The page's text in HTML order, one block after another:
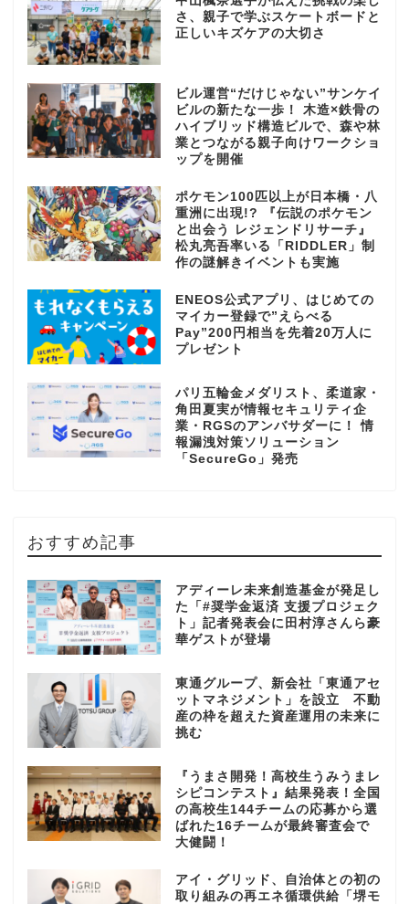
さ、親子で学ぶスケートボードと
正しいキズケアの大切さ
ビル運営“だけじゃない”サンケイ
ビルの新たな一歩！ 木造×鉄骨の
ハイブリッド構造ビルで、森や林
業とつながる親子向けワークショ
ップを開催
ポケモン100匹以上が日本橋・八
重洲に出現!? 『伝説のポケモン
と出会う レジェンドリサーチ』
松丸亮吾率いる「RIDDLER」制
作の謎解きイベントも実施
ENEOS公式アプリ、はじめての
マイカー登録で”えらべる
Pay”200円相当を先着20万人に
プレゼント
パリ五輪金メダリスト、柔道家・
角田夏実が情報セキュリティ企
業・RGSのアンバサダーに！ 情
報漏洩対策ソリューション
「SecureGo」発売
おすすめ記事
アディーレ未来創造基金が発足し
た「#奨学金返済 支援プロジェク
ト」記者発表会に田村淳さんら豪
華ゲストが登場
東通グループ、新会社「東通アセ
ットマネジメント」を設立 不動
産の枠を超えた資産運用の未来に
挑む
『うまさ開発！高校生うみうまレ
シピコンテスト』結果発表！全国
の高校生144チームの応募から選
ばれた16チームが最終審査会で
大健闘！
アイ・グリッド、自治体との初の
取り組みの再エネ循環供給「堺モ